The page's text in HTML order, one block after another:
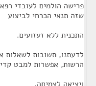
פרישה הולמים לעובדי
שזה תנאי הכרחי לביצוע
התכנית ללא זעזועים.
לדעתנו, תשובות לשאלות
הרשות, אפשרות למבט